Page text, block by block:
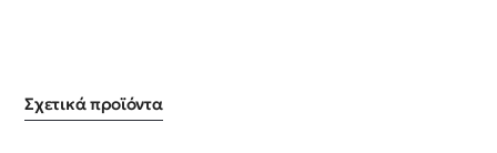
Σχετικά προϊόντα